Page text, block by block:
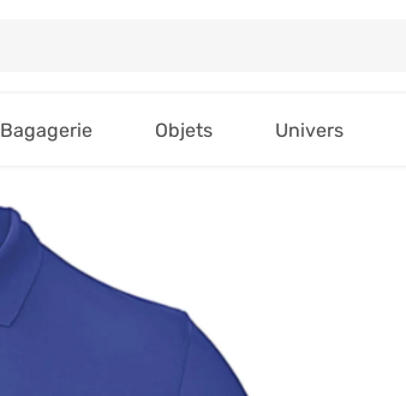
Bagagerie Objets Univers